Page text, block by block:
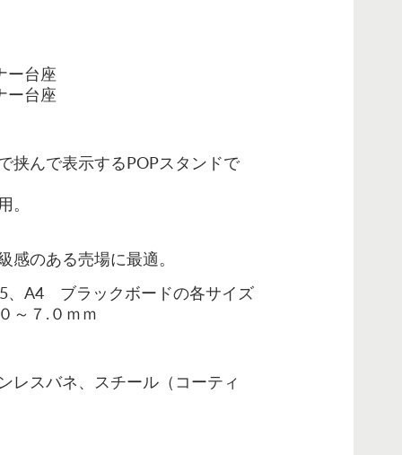
ー台座
ー台座
挟んで表示するPOPスタンドで
。
感のある売場に最適。
、A4 ブラックボードの各サイズ
～７.０ｍｍ
レスバネ、
スチール（コーティ